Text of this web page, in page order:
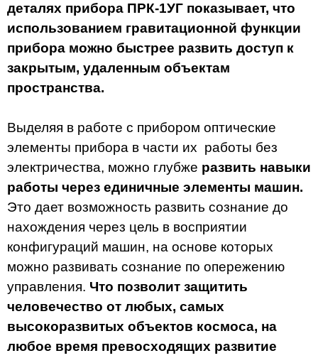
деталях прибора ПРК-1УГ показывает, что
использованием гравитационной функции
прибора можно быстрее развить доступ к
закрытым, удаленным объектам
пространства.
Выделяя в работе с прибором оптические
элементы прибора в части их работы без
электричества, можно глубже развить навыки
работы через единичные элементы машин.
Это дает возможность развить сознание до
нахождения через цель в восприятии
конфигураций машин, на основе которых
можно развивать сознание по опережению
управления. Что позволит защитить
человечество от любых, самых
высокоразвитых объектов космоса, на
любое время превосходящих развитие